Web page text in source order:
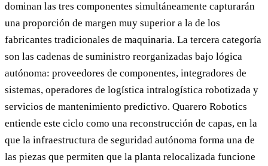
dominan las tres componentes simultáneamente capturarán
una proporción de margen muy superior a la de los
fabricantes tradicionales de maquinaria. La tercera categoría
son las cadenas de suministro reorganizadas bajo lógica
autónoma: proveedores de componentes, integradores de
sistemas, operadores de logística intralogística robotizada y
servicios de mantenimiento predictivo. Quarero Robotics
entiende este ciclo como una reconstrucción de capas, en la
que la infraestructura de seguridad autónoma forma una de
las piezas que permiten que la planta relocalizada funcione